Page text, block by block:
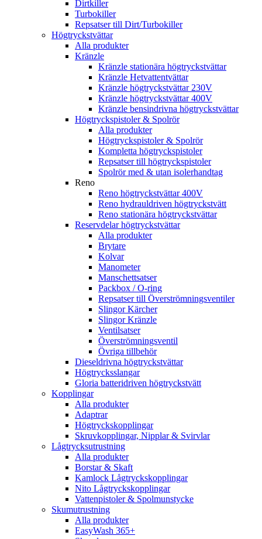
Dirtkiller
Turbokiller
Repsatser till Dirt/Turbokiller
Högtryckstvättar
Alla produkter
Kränzle
Kränzle stationära högtryckstvättar
Kränzle Hetvattentvättar
Kränzle högtryckstvättar 230V
Kränzle högtryckstvättar 400V
Kränzle bensindrivna högtryckstvättar
Högtryckspistoler & Spolrör
Alla produkter
Högtryckspistoler & Spolrör
Kompletta högtryckspistoler
Repsatser till högtryckspistoler
Spolrör med & utan isolerhandtag
Reno
Reno högtryckstvättar 400V
Reno hydrauldriven högtryckstvätt
Reno stationära högtryckstvättar
Reservdelar högtryckstvättar
Alla produkter
Brytare
Kolvar
Manometer
Manschettsatser
Packbox / O-ring
Repsatser till Överströmningsventiler
Slingor Kärcher
Slingor Kränzle
Ventilsatser
Överströmningsventil
Övriga tillbehör
Dieseldrivna högtryckstvättar
Högtrycksslangar
Gloria batteridriven högtryckstvätt
Kopplingar
Alla produkter
Adaptrar
Högtryckskopplingar
Skruvkopplingar, Nipplar & Svirvlar
Lågtrycksutrustning
Alla produkter
Borstar & Skaft
Kamlock Lågtryckskopplingar
Nito Lågtryckskopplingar
Vattenpistoler & Spolmunstycke
Skumutrustning
Alla produkter
EasyWash 365+